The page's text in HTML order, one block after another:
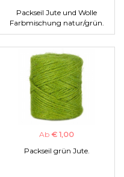
Packseil Jute und Wolle
Farbmischung natur/grün.
Ab € 1,00
Packseil grün Jute.